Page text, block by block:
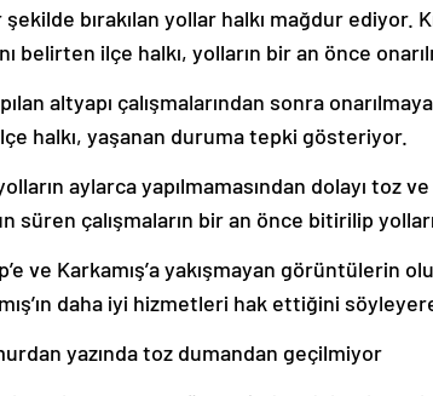
bırakılan yollar halkı mağdur ediyor.
belirten ilçe halkı, yolların bir an önce
altyapı çalışmalarından sonra
halkı, yaşanan duruma tepki gösteriyor.
aylarca yapılmamasından dolayı toz
süren çalışmaların bir an önce bitirilip
ve Karkamış’a yakışmayan görüntülerin
daha iyi hizmetleri hak ettiğini
yazında toz dumandan geçilmiyor